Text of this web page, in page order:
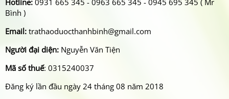
Hotline: 0931 665 345 - 0963 665 345 - 0945 695 345 ( Mr
Bình )
Email: trathaoduocthanhbinh@gmail.com
Người đại diện: Nguyễn Văn Tiện
Mã số thuế: 0315240037
Đăng ký lần đầu ngày 24 tháng 08 năm 2018